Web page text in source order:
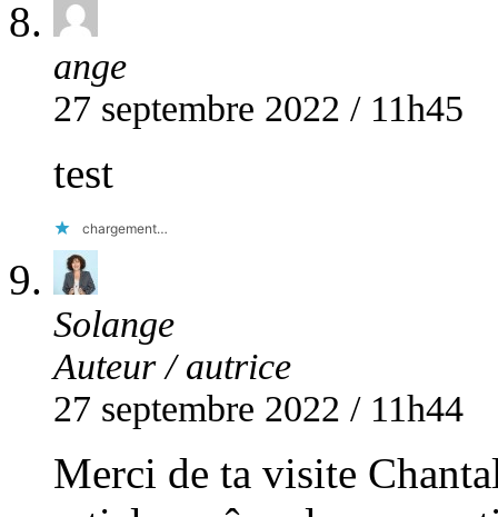
ange
27 septembre 2022 / 11h45
test
chargement…
Solange
Auteur / autrice
27 septembre 2022 / 11h44
Merci de ta visite